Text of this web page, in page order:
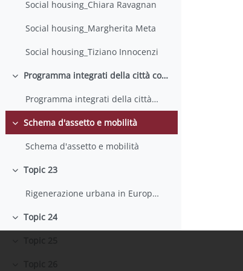
Social housing_Chiara Ravagnan
Social housing_Margherita Meta
Social housing_Tiziano Innocenzi
Minimizza Programma integrati della città consolidata e Schema preliminare di assetto
Programma integrati della città consolidata e Schema preliminare di assetto
Minimizza
Schema d'assetto e mobilità
Schema d'assetto e mobilità
Minimizza
Topic 23
Rigenerazione urbana in Europa_Green infrastructures
Minimizza
Topic 24